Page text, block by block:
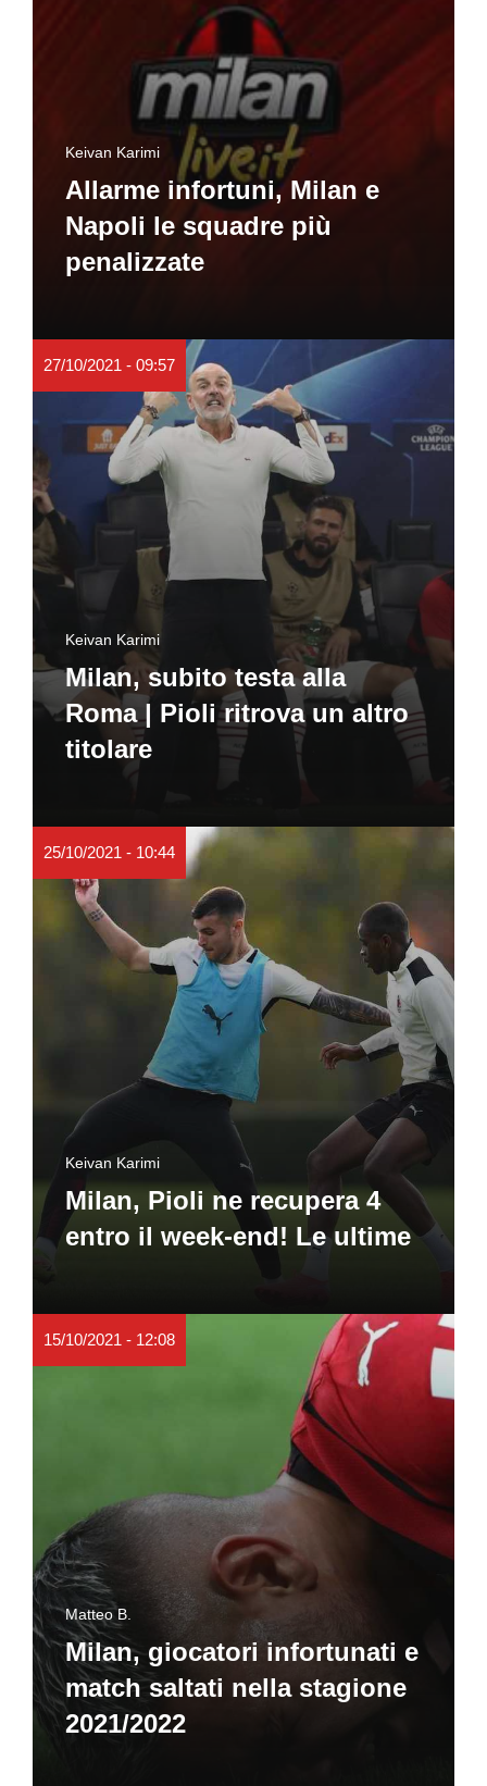
Keivan Karimi
Allarme infortuni, Milan e
Napoli le squadre più
penalizzate
27/10/2021 - 09:57
Keivan Karimi
Milan, subito testa alla
Roma | Pioli ritrova un altro
titolare
25/10/2021 - 10:44
Keivan Karimi
Milan, Pioli ne recupera 4
entro il week-end! Le ultime
15/10/2021 - 12:08
Matteo B.
Milan, giocatori infortunati e
match saltati nella stagione
2021/2022